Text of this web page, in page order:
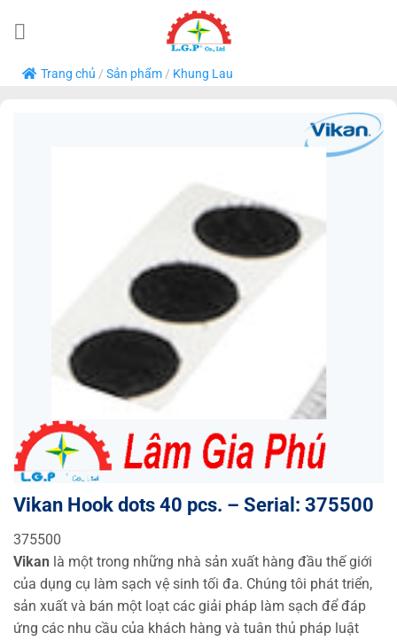
dung
Trang chủ / Sản phẩm/ Khung Lau
Vikan Hook dots 40 pcs. – Serial: 375500
375500
Vikan là một trong những nhà sản xuất hàng đầu thế giới
của dụng cụ làm sạch vệ sinh tối đa. Chúng tôi phát triển,
sản xuất và bán một loạt các giải pháp làm sạch để đáp
ứng các nhu cầu của khách hàng và tuân thủ pháp luật